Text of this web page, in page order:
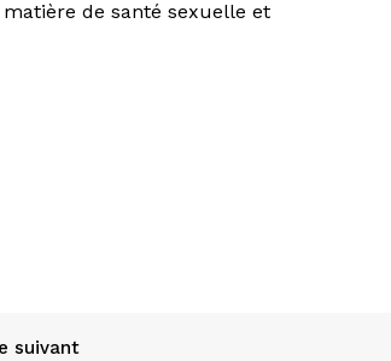
de santé sexuelle et
suivant